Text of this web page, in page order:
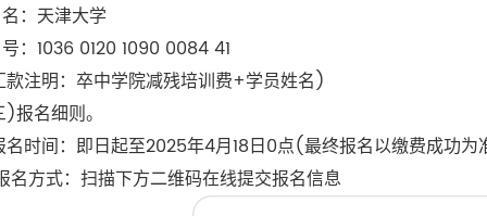
天津大学
1036 0120 1090 0084 41
明：卒中学院减残培训费+学员姓名)
名细则。
时间：即日起至2025年4月18日0点(最终报名以缴费成功为
方式：扫描下方二维码在线提交报名信息